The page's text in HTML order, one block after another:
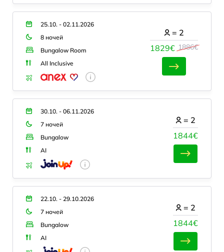
25.10. - 02.11.2026
8 ночей
Bungalow Room
All Inclusive
1829€ 1886€
= 2
30.10. - 06.11.2026
7 ночей
Bungalow
AI
1844€
= 2
22.10. - 29.10.2026
7 ночей
Bungalow
AI
1844€
= 2